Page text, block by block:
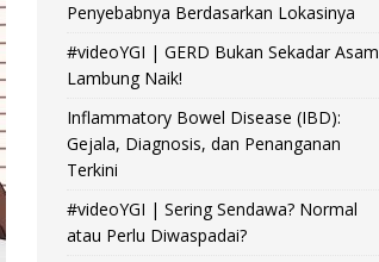
Penyebabnya Berdasarkan Lokasinya
#videoYGI | GERD Bukan Sekadar Asam
Lambung Naik!
Inflammatory Bowel Disease (IBD):
Gejala, Diagnosis, dan Penanganan
Terkini
#videoYGI | Sering Sendawa? Normal
atau Perlu Diwaspadai?